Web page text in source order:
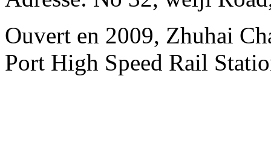
Ouvert en 2009, Zhuhai
Port High Speed Rail